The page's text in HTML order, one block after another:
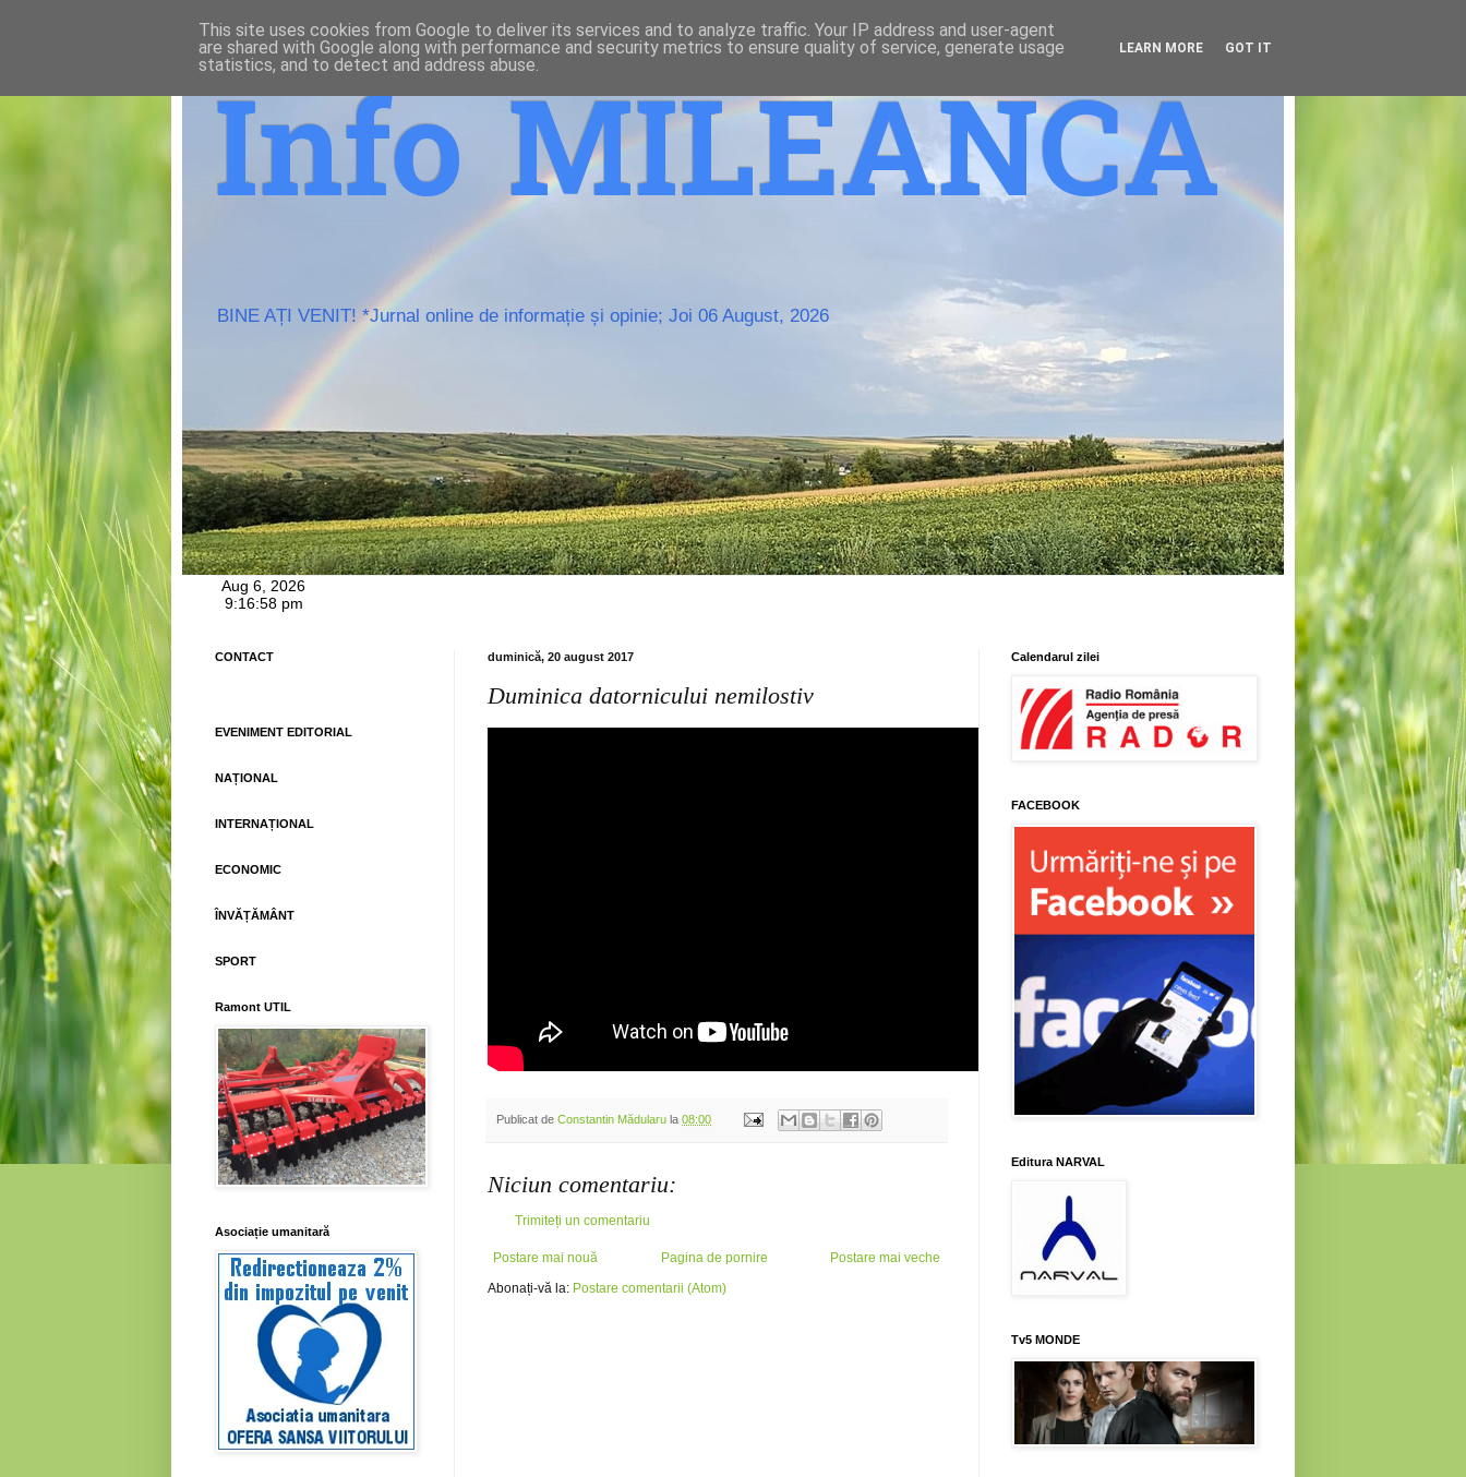
Info MILEANCA
BINE AȚI VENIT! *Jurnal online de informație și opinie; Joi 06 August, 2026
duminică, 20 august 2017
Duminica datornicului nemilostiv
Publicat de Constantin Mădularu la 08:00
Niciun comentariu:
Trimiteți un comentariu
Postare mai nouă Postare mai veche
Pagina de pornire
Abonați-vă la: Postare comentarii (Atom)
CONTACT
EVENIMENT EDITORIAL
NAȚIONAL
INTERNAȚIONAL
ECONOMIC
ÎNVĂȚĂMÂNT
SPORT
Ramont UTIL
Asociație umanitară
Calendarul zilei
FACEBOOK
Editura NARVAL
Tv5 MONDE
This site uses cookies from Google to deliver its services and to analyze traffic. Your IP address and user-agent
are shared with Google along with performance and security metrics to ensure quality of service, generate usage
statistics, and to detect and address abuse.
LEARN MORE GOT IT